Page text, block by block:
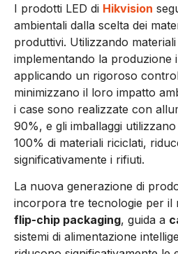
I prodotti LED di Hikvision
ambientali dalla scelta dei
produttivi. Utilizzando
implementando la produzione
applicando un rigoroso
minimizzano il loro impatto
i case sono realizzate con
90%, e gli imballaggi
100% di materiali riciclati,
significativamente i rifiuti.
La nuova generazione di
incorpora tre tecnologie per il
flip-chip packaging, guida a
sistemi di alimentazione